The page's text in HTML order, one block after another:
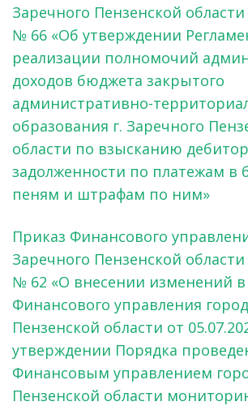
Заречного Пензенской области
№ 66 «Об утверждении
реализации полномочий
доходов бюджета закрытого
административно-
образования г. Заречного
области по взысканию
задолженности по платежам в
пеням и штрафам по ним»
Приказ Финансового
Заречного Пензенской области
№ 62 «О внесении изменений в
Финансового управления
Пензенской области от
утверждении Порядка
Финансовым управлением
Пензенской области